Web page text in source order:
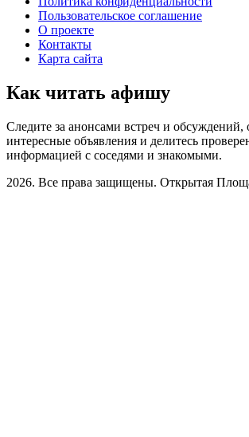
Пользовательское соглашение
О проекте
Контакты
Карта сайта
Как читать афишу
Следите за анонсами встреч и обсуждений,
интересные объявления и делитесь
информацией с соседями и знакомыми.
2026. Все права защищены. Открытая